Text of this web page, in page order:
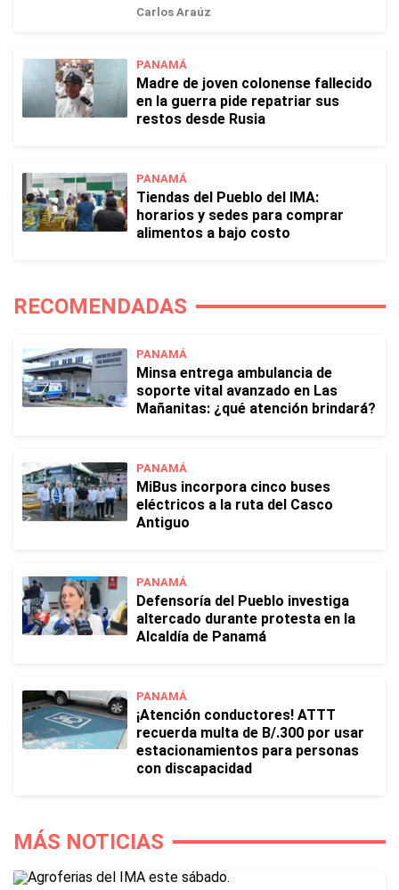
Carlos Araúz
PANAMÁ
Madre de joven colonense fallecido
en la guerra pide repatriar sus
restos desde Rusia
PANAMÁ
Tiendas del Pueblo del IMA:
horarios y sedes para comprar
alimentos a bajo costo
RECOMENDADAS
PANAMÁ
Minsa entrega ambulancia de
soporte vital avanzado en Las
Mañanitas: ¿qué atención brindará?
PANAMÁ
MiBus incorpora cinco buses
eléctricos a la ruta del Casco
Antiguo
PANAMÁ
Defensoría del Pueblo investiga
altercado durante protesta en la
Alcaldía de Panamá
PANAMÁ
¡Atención conductores! ATTT
recuerda multa de B/.300 por usar
estacionamientos para personas
con discapacidad
MÁS NOTICIAS